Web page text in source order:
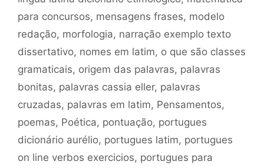
para concursos, mensagens frases, modelo
redação, morfologia, narração exemplo texto
dissertativo, nomes em latim, o que são classes
gramaticais, origem das palavras, palavras
bonitas, palavras cassia eller, palavras
cruzadas, palavras em latim, Pensamentos,
poemas, Poética, pontuação, portugues
dicionário aurélio, portugues latim, portugues
on line verbos exercicios, portugues para